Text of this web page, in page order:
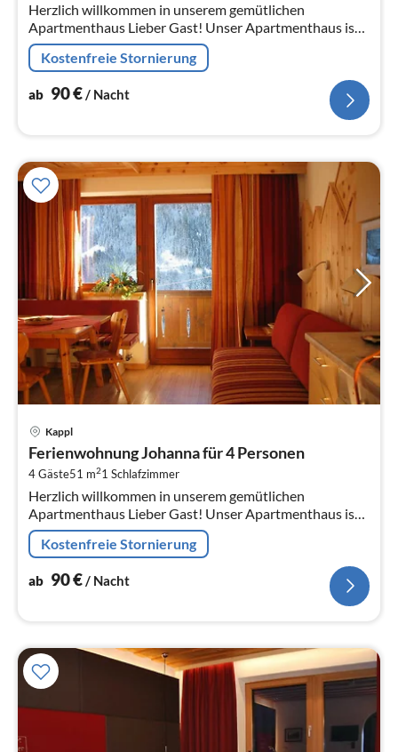
Herzlich willkommen in unserem gemütlichen
Apartmenthaus Lieber Gast! Unser Apartmenthaus ist
nach ökologischen Gesichtspunkten gebaut (mit dem
Umweltsiegel Tirol ausg...
Kostenfreie Stornierung
ab 90€/ Nacht
Kappl
Ferienwohnung Johanna für 4 Personen
4 Gäste51 m21 Schlafzimmer
Herzlich willkommen in unserem gemütlichen
Apartmenthaus Lieber Gast! Unser Apartmenthaus ist
nach ökologischen Gesichtspunkten gebaut (mit dem
Umweltsiegel Tirol ausg...
Kostenfreie Stornierung
ab 90€/ Nacht